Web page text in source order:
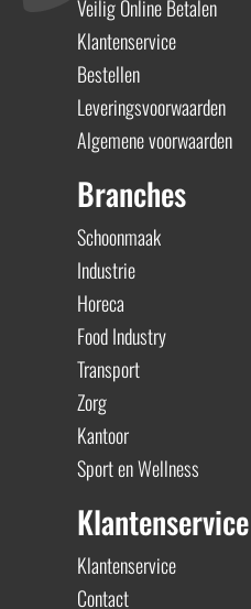
Veilig Online Betalen
Klantenservice
Bestellen
Leveringsvoorwaarden
Algemene voorwaarden
Branches
Schoonmaak
Industrie
Horeca
Food Industry
Transport
Zorg
Kantoor
Sport en Wellness
Klantenservice
Klantenservice
Contact